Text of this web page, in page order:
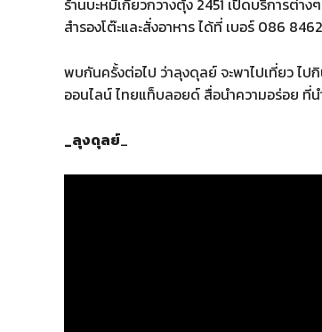
ร้านบะหมี่เกี๊ยวกวางตุ้ง 2451 เปิดบริการต่
สำรองโต๊ะและสั่งอาหาร ได้ที่ เบอร์ 086
พบกันครั้งต่อไป ว่าลุงดุลย์ จะพาไปเที่ยว ไ
ออนไลน์ ไทยแท็บลอยด์ สื่อนำความอร่อย ที่
_ลุงดุลย์_